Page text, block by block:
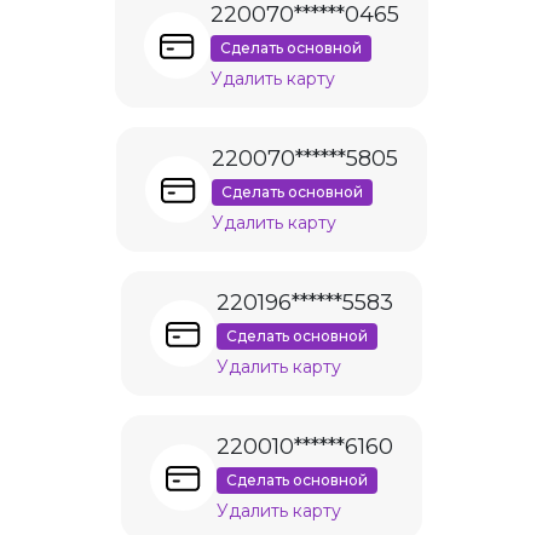
220070******0465
Сделать основной
Удалить карту
220070******5805
Сделать основной
Удалить карту
220196******5583
Сделать основной
Удалить карту
220010******6160
Сделать основной
Удалить карту